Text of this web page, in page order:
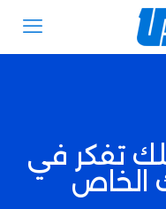
تفكر في
الخاص